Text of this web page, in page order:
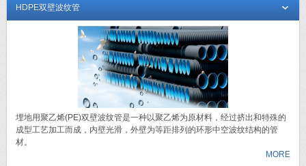
HDPE双壁波纹管
埋地用聚乙烯(PE)双壁波纹管是一种以聚乙烯为原材料，经过挤出和特殊的
成型工艺加工而成，内壁光滑，外壁为等距排列的环形中空波纹结构的管
材。
MORE